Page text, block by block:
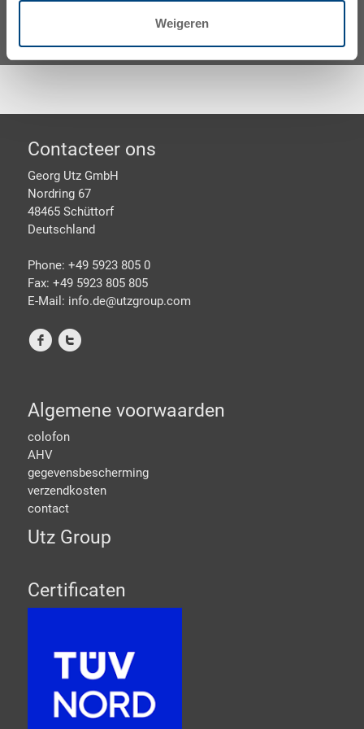
Weigeren
Spreek met een expert
Footer
Contacteer ons
Georg Utz GmbH
Nordring 67
48465 Schüttorf
Deutschland
Phone: +49 5923 805 0
Fax: +49 5923 805 805
E-Mail: info.de@utzgroup.com
f t
Algemene voorwaarden
colofon
AHV
gegevensbescherming
verzendkosten
contact
Utz Group
Certificaten